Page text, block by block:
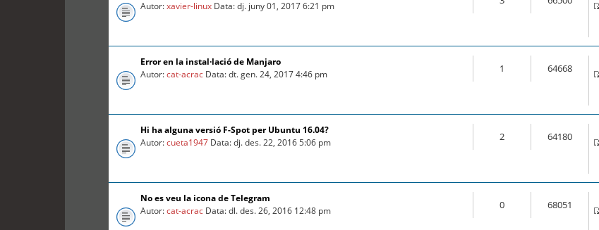
Autor:xavier-linux Data: dj. juny 01, 2017 6:21 pm
Error en la instal·lació de Manjaro
Autor:cat-acrac Data: dt. gen. 24, 2017 4:46 pm 1 64668
Hi ha alguna versió F-Spot per Ubuntu 16.04?
Autor:cueta1947 Data: dj. des. 22, 2016 5:06 pm 2 64180
No es veu la icona de Telegram
Autor:cat-acrac Data: dl. des. 26, 2016 12:48 pm 0 68051